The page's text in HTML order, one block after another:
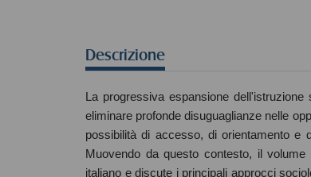
Descrizione
La progressiva espansione
eliminare profonde disuguaglianze nelle
possibilità di accesso, di orientamento e
Muovendo da questo contesto, il
italiano e discute i principali approcci